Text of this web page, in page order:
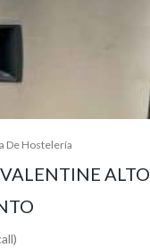
De Hostelería
ALTO